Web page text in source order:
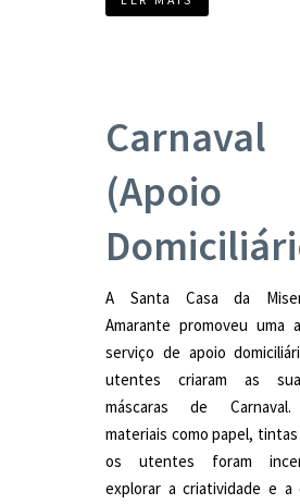
Carnaval
(Apoio
A Santa Casa da
Amarante promoveu uma
serviço de apoio
utentes criaram as
máscaras de Carnaval.
materiais como papel,
os utentes foram
explorar a criatividade e a